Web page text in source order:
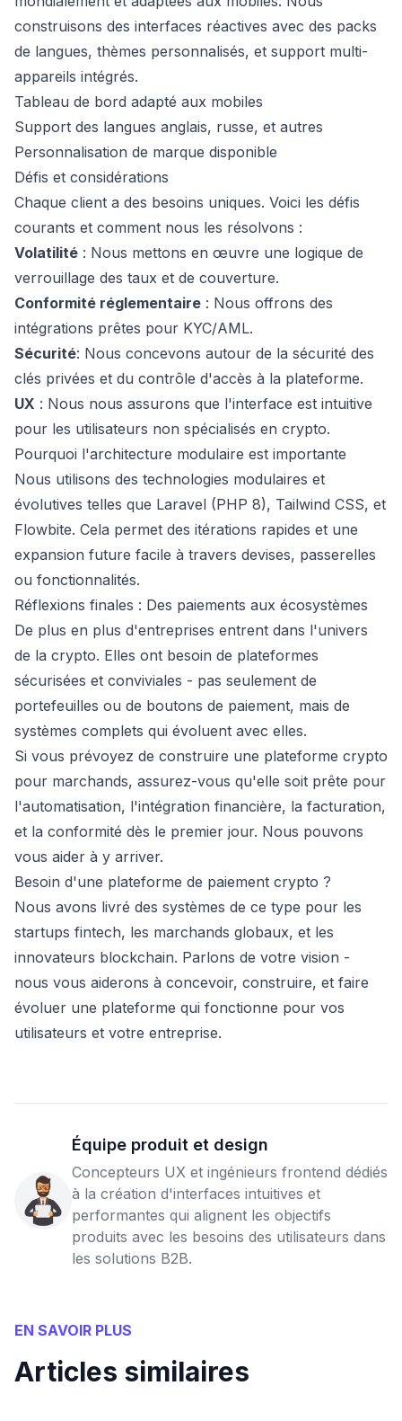
construisons des interfaces réactives avec des packs
de langues, thèmes personnalisés, et support multi-
appareils intégrés.
Tableau de bord adapté aux mobiles
Support des langues anglais, russe, et autres
Personnalisation de marque disponible
Défis et considérations
Chaque client a des besoins uniques. Voici les défis
courants et comment nous les résolvons :
Volatilité : Nous mettons en œuvre une logique de
verrouillage des taux et de couverture.
Conformité réglementaire : Nous offrons des
intégrations prêtes pour KYC/AML.
Sécurité: Nous concevons autour de la sécurité des
clés privées et du contrôle d'accès à la plateforme.
UX : Nous nous assurons que l'interface est intuitive
pour les utilisateurs non spécialisés en crypto.
Pourquoi l'architecture modulaire est importante
Nous utilisons des technologies modulaires et
évolutives telles que Laravel (PHP 8), Tailwind CSS, et
Flowbite. Cela permet des itérations rapides et une
expansion future facile à travers devises, passerelles
ou fonctionnalités.
Réflexions finales : Des paiements aux écosystèmes
De plus en plus d'entreprises entrent dans l'univers
de la crypto. Elles ont besoin de plateformes
sécurisées et conviviales - pas seulement de
portefeuilles ou de boutons de paiement, mais de
systèmes complets qui évoluent avec elles.
Si vous prévoyez de construire une plateforme crypto
pour marchands, assurez-vous qu'elle soit prête pour
l'automatisation, l'intégration financière, la facturation,
et la conformité dès le premier jour. Nous pouvons
vous aider à y arriver.
Besoin d'une plateforme de paiement crypto ?
Nous avons livré des systèmes de ce type pour les
startups fintech, les marchands globaux, et les
innovateurs blockchain. Parlons de votre vision -
nous vous aiderons à concevoir, construire, et faire
évoluer une plateforme qui fonctionne pour vos
utilisateurs et votre entreprise.
Équipe produit et design
Concepteurs UX et ingénieurs frontend dédiés
à la création d'interfaces intuitives et
performantes qui alignent les objectifs
produits avec les besoins des utilisateurs dans
les solutions B2B.
EN SAVOIR PLUS
Articles similaires